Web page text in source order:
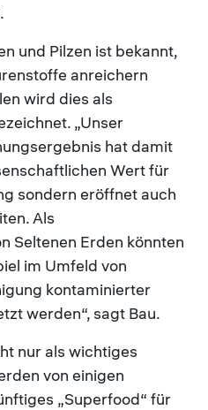
und Pilzen ist bekannt,
anreichern
wird dies als
„Unser
hat damit
Wert für
sondern eröffnet auch
Als
Seltenen Erden könnten
im Umfeld von
kontaminierter
werden“, sagt Bau.
nur als wichtiges
von einigen
„Superfood“ für